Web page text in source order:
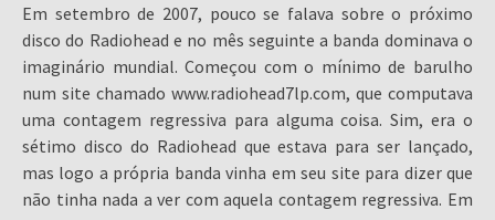
Em setembro de 2007, pouco se falava sobre o próximo
disco do Radiohead e no mês seguinte a banda dominava o
imaginário mundial. Começou com o mínimo de barulho
num site chamado www.radiohead7lp.com, que computava
uma contagem regressiva para alguma coisa. Sim, era o
sétimo disco do Radiohead que estava para ser lançado,
mas logo a própria banda vinha em seu site para dizer que
não tinha nada a ver com aquela contagem regressiva. Em